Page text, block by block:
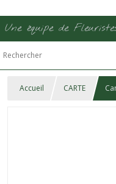
Une équipe de
Accueil CARTE